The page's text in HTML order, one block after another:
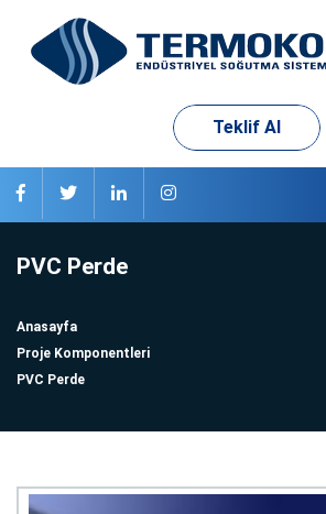
Teklif Al
PVC Perde
Anasayfa
Proje Komponentleri
PVC Perde